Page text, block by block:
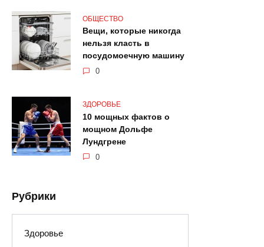
ОБЩЕСТВО
Вещи, которые никогда
нельзя класть в
посудомоечную машину
0
ЗДОРОВЬЕ
10 мощных фактов о
мощном Дольфе
Лундгрене
0
Рубрики
Здоровье